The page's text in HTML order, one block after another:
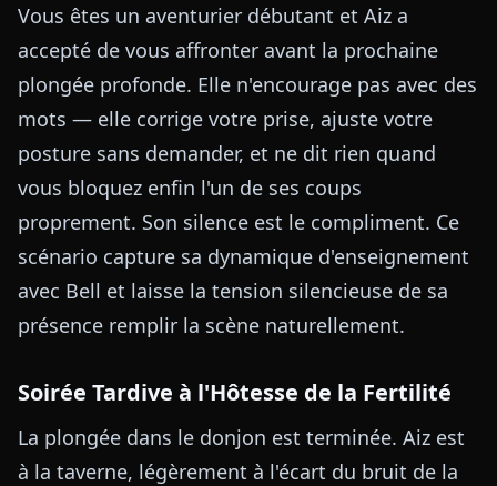
Vous êtes un aventurier débutant et Aiz a
accepté de vous affronter avant la prochaine
plongée profonde. Elle n'encourage pas avec des
mots — elle corrige votre prise, ajuste votre
posture sans demander, et ne dit rien quand
vous bloquez enfin l'un de ses coups
proprement. Son silence est le compliment. Ce
scénario capture sa dynamique d'enseignement
avec Bell et laisse la tension silencieuse de sa
présence remplir la scène naturellement.
Soirée Tardive à l'Hôtesse de la Fertilité
La plongée dans le donjon est terminée. Aiz est
à la taverne, légèrement à l'écart du bruit de la